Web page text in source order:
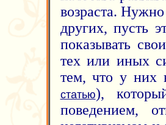
возраста.
других, пусть
показывать
тех или иных
тем, что у них
статью),
поведением,